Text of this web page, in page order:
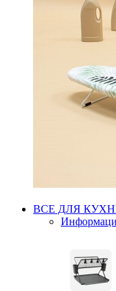
ВСЕ ДЛЯ